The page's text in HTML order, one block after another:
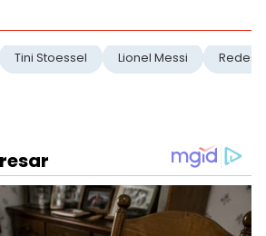
Tini Stoessel Lionel Messi Redes